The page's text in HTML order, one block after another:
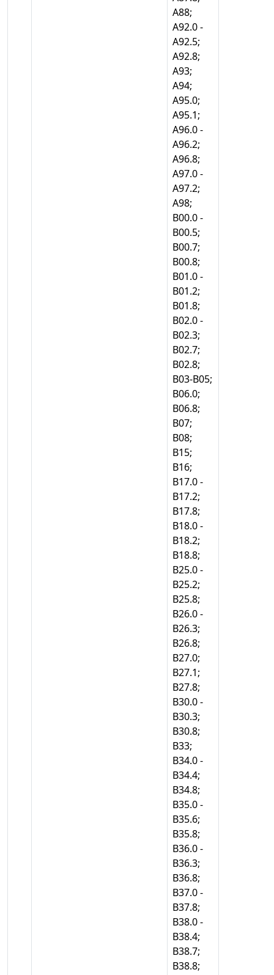
А88;
А92.0 -
А92.5;
А92.8;
А93;
А94;
А95.0;
А95.1;
А96.0 -
А96.2;
А96.8;
А97.0 -
А97.2;
А98;
В00.0 -
В00.5;
В00.7;
В00.8;
В01.0 -
В01.2;
В01.8;
В02.0 -
В02.3;
В02.7;
В02.8;
В03-В05;
В06.0;
В06.8;
В07;
В08;
В15;
В16;
В17.0 -
В17.2;
В17.8;
В18.0 -
В18.2;
В18.8;
В25.0 -
В25.2;
В25.8;
В26.0 -
В26.3;
В26.8;
В27.0;
В27.1;
В27.8;
В30.0 -
В30.3;
В30.8;
В33;
В34.0 -
В34.4;
В34.8;
В35.0 -
В35.6;
В35.8;
В36.0 -
В36.3;
В36.8;
В37.0 -
В37.8;
В38.0 -
В38.4;
В38.7;
В38.8;